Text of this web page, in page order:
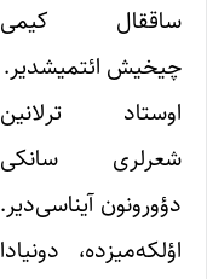
ساققال کیمی
چیخیش ائتمیشدیر.
اوستاد ترلانین
شعرلری سانکی
دؤورونون آیناسی‌دیر.
اؤلکه‌میزده، دونیادا